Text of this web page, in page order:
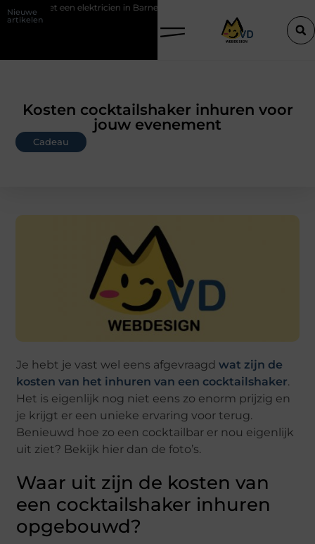
Nieuwe
artikelen
met een elektricien in Barneveld
Kosten cocktailshaker inhuren voor
jouw evenement
Cadeau
Je hebt je vast wel eens afgevraagdwat zijn de
kosten van het inhuren van een cocktailshaker.
Het is eigenlijk nog niet eens zo enorm prijzig en
je krijgt er een unieke ervaring voor terug.
Benieuwd hoe zo een cocktailbar er nou eigenlijk
uit ziet? Bekijk hier dan de foto’s.
Waar uit zijn de kosten van
een cocktailshaker inhuren
opgebouwd?